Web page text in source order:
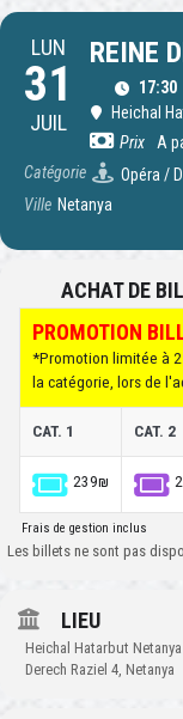
LUN
31
JUIL
REINE
17:30
Heichal
Prix
A
Catégorie
Opéra /
Ville Netanya
ACHAT DE
PROMOTION
*Promotion limitée à
la catégorie, lors de
CAT. 1 CAT. 2
239₪
Frais de gestion inclus
Les billets ne sont pas
LIEU
Heichal Hatarbut Netanya
Derech Raziel 4, Netanya